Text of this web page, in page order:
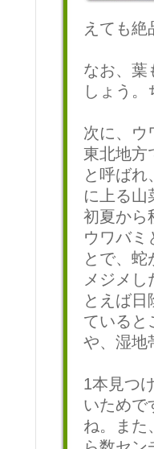
えても絶
なお、葉
しょう
次に、ウ
東北地方
と呼ばれ
に上る山
初夏から
ウワバミ
とで、蛇
メジメ
とえば日
ていると
や、湿地
1本見つ
いためで
ね。また